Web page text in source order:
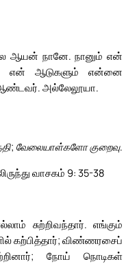
ஆயன் நானே. நானும் என்
என் ஆடுகளும் என்னை
ஆண்டவர். அல்லேலூயா.
வேலையாள்களோ குறைவு.
வாசகம் 9: 35-38
சுற்றிவந்தார். எங்கும்
கற்பித்தார்; விண்ணரசைப்
நோய் நொடிகள்